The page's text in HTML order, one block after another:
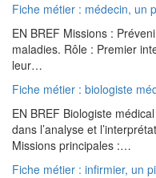
Fiche métier : médecin, un
EN BREF Missions :
maladies. Rôle : Premier
leur…
Fiche métier : biologiste
EN BREF Biologiste
dans l’analyse et
Missions principales :…
Fiche métier : infirmier, un